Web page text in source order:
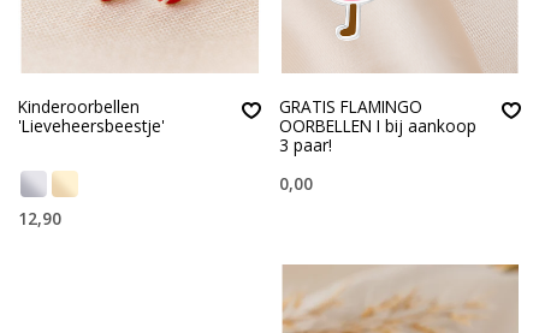
Kinderoorbellen
'Lieveheersbeestje'
12,90
GRATIS FLAMINGO
OORBELLEN I bij aankoop
3 paar!
0,00